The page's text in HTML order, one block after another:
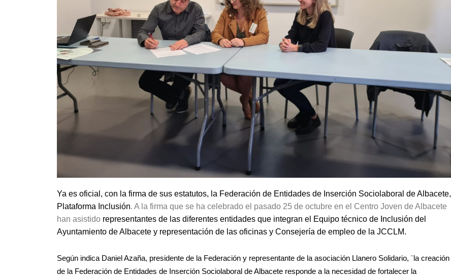
Ya es oficial, con la firma de sus estatutos, la Federación de Entidades de Inserción Sociolaboral de Albacete,
Plataforma Inclusión. A la firma que se ha celebrado el pasado 25 de octubre en el Centro Joven de Albacete
han asistido representantes de las diferentes entidades que integran el Equipo técnico de Inclusión del
Ayuntamiento de Albacete y representación de las oficinas y Consejería de empleo de la JCCLM.
Según indica Daniel Azaña, presidente de la Federación y representante de la asociación Llanero Solidario, ¨la creación
de la Federación de Entidades de Inserción Sociolaboral de Albacete responde a la necesidad de fortalecer la